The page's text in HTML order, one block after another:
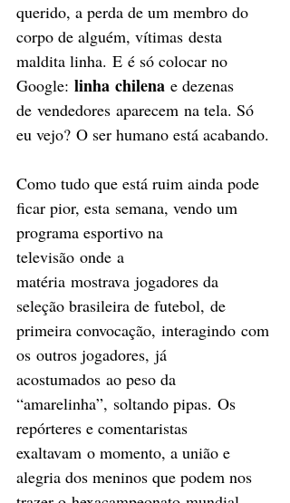
querido, a perda de um membro do
corpo de alguém, vítimas desta
maldita linha. E é só colocar no
Google: linha chilena e dezenas
de vendedores aparecem na tela. Só
eu vejo? O ser humano está acabando.
Como tudo que está ruim ainda pode
ficar pior, esta semana, vendo um
programa esportivo na
televisão onde a
matéria mostrava jogadores da
seleção brasileira de futebol, de
primeira convocação, interagindo com
os outros jogadores, já
acostumados ao peso da
“amarelinha”, soltando pipas. Os
repórteres e comentaristas
exaltavam o momento, a união e
alegria dos meninos que podem nos